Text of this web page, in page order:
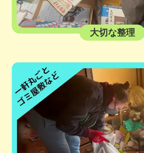
大切な整理